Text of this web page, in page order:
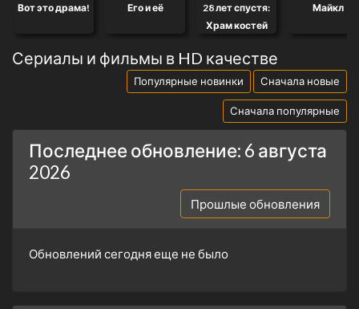
Вот это драма! Его и её
28 лет спустя:
Храм костей
Майкл
Сериалы и фильмы в HD качестве
Популярные новинки Сначала новые
Сначала популярные
Последнее обновление: 6 августа
2026
Прошлые обновления
Обновлений сегодня еще не было